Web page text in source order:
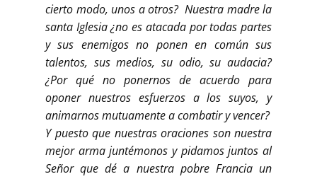
cierto modo, unos a otros? Nuestra madre la
santa Iglesia ¿no es atacada por todas partes
y sus enemigos no ponen en común sus
talentos, sus medios, su odio, su audacia?
¿Por qué no ponernos de acuerdo para
oponer nuestros esfuerzos a los suyos, y
animarnos mutuamente a combatir y vencer?
Y puesto que nuestras oraciones son nuestra
mejor arma juntémonos y pidamos juntos al
Señor que dé a nuestra pobre Francia un